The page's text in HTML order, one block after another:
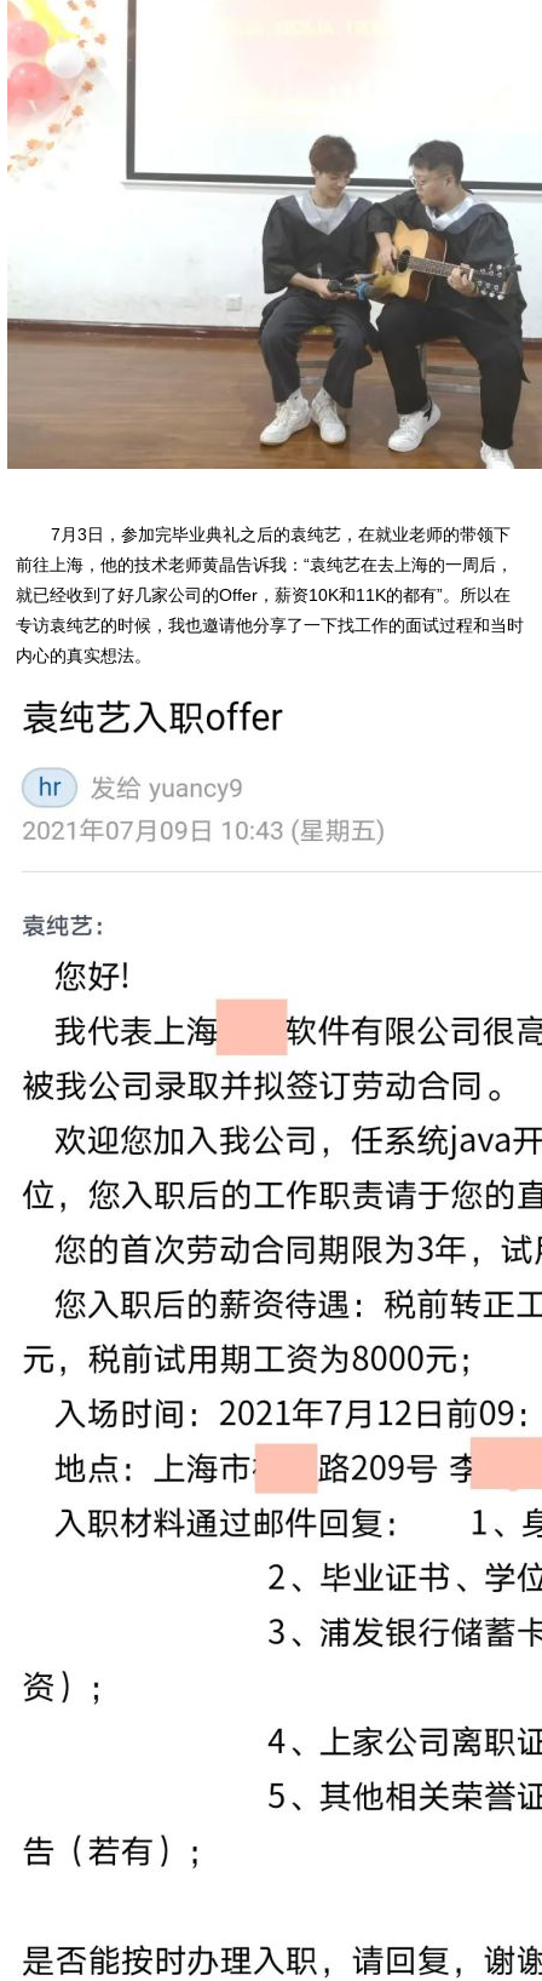
7月3日，参加完毕业典礼之后的袁纯艺，在就业老师的带领下
前往上海，他的技术老师黄晶告诉我：“袁纯艺在去上海的一周后，
就已经收到了好几家公司的Offer，薪资10K和11K的都有”。所以在
专访袁纯艺的时候，我也邀请他分享了一下找工作的面试过程和当时
内心的真实想法。